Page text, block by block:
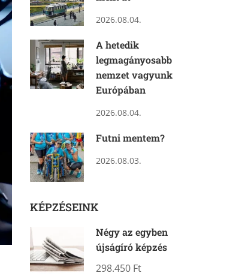
2026.08.04.
A hetedik
legmagányosabb
nemzet vagyunk
Európában
2026.08.04.
Futni mentem?
2026.08.03.
KÉPZÉSEINK
Négy az egyben
újságíró képzés
298.450 Ft